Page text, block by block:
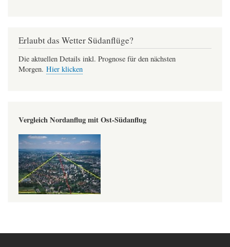
Erlaubt das Wetter Südanflüge?
Die aktuellen Details inkl. Prognose für den nächsten
Morgen. Hier klicken
Vergleich Nordanflug mit Ost-Südanflug